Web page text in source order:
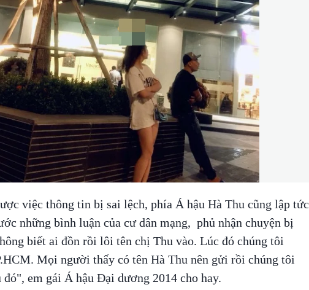
việc thông tin bị sai lệch, phía Á hậu Hà Thu cũng lập tức
những bình luận của cư dân mạng, phủ nhận chuyện bị
biết ai đồn rồi lôi tên chị Thu vào. Lúc đó chúng tôi
Mọi người thấy có tên Hà Thu nên gửi rồi chúng tôi
em gái Á hậu Đại dương 2014 cho hay.